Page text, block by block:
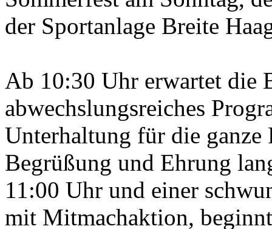
der Sportanlage Breite
Ab 10:30 Uhr erwartet die
abwechslungsreiches
Unterhaltung für die
Begrüßung und Ehrung
11:00 Uhr und einer
mit Mitmachaktion,